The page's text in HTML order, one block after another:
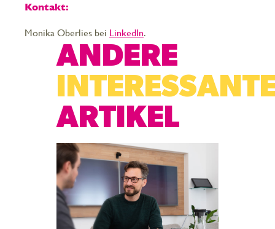
Kontakt:
Monika Oberlies bei LinkedIn.
ANDERE
ARTIKEL